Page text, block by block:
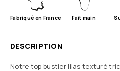
Fabriqué en France Fait main
DESCRIPTION
Notre top bustier lilas texturé